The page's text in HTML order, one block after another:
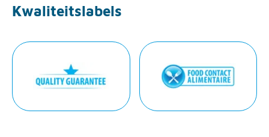
Kwaliteitslabels